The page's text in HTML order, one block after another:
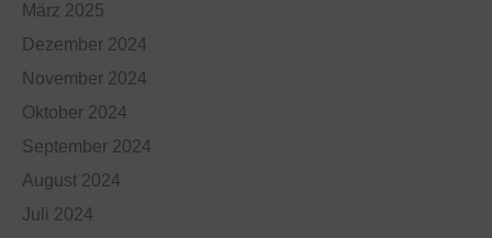
März 2025
Dezember 2024
November 2024
Oktober 2024
September 2024
August 2024
Juli 2024